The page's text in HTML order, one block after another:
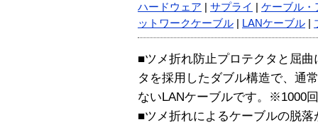
ハードウェア サプライ
ケーブル・
ットワークケーブル
LANケーブル
■ツメ折れ防止プロテクタと屈
タを採用したダブル構造で、通
ないLANケーブルです。※1000
■ツメ折れによるケーブルの脱